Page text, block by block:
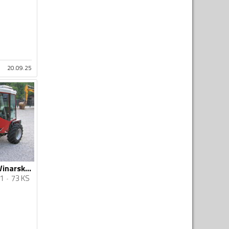
20.09.25
Antonio Carraro - Vinarski Sadjarski komunalni traktor Antonio Carraro SUPERTRACK 5400 HTM
73 KS